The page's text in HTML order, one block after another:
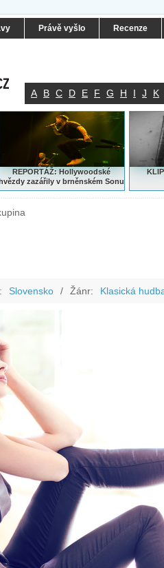
Právě vyšlo Recenze
A B C D E F G H I J K
REPORTÁŽ: Hollywoodské
zazářily v brněnském Sonu
Slovensko / Žánr: Klasická